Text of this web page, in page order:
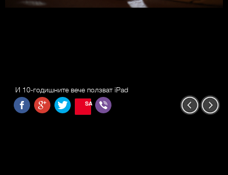
И 10-годишните вече ползват iPad
SAVE